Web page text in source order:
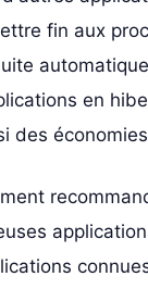
fin aux
en
des